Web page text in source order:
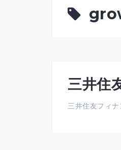
三井住
三井住友フィ